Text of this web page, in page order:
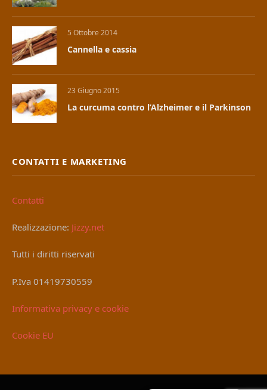
5 Ottobre 2014
Cannella e cassia
23 Giugno 2015
La curcuma contro l’Alzheimer e il Parkinson
CONTATTI E MARKETING
Contatti
Realizzazione: Jizzy.net
Tutti i diritti riservati
P.Iva 01419730559
Informativa privacy e cookie
Cookie EU